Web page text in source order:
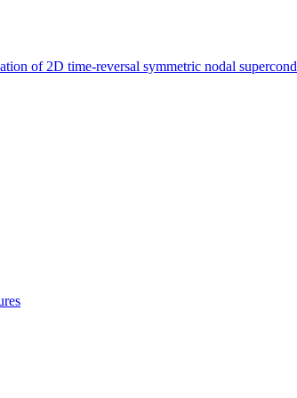
of 2D time-reversal symmetric nodal